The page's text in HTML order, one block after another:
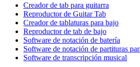
Creador de tab para guitarra
Reproductor de Guitar Tab
Creador de tablaturas para bajo
Reproductor de tab de bajo
Software de notación de batería
Software de notación de partituras
Software de transcripción musical